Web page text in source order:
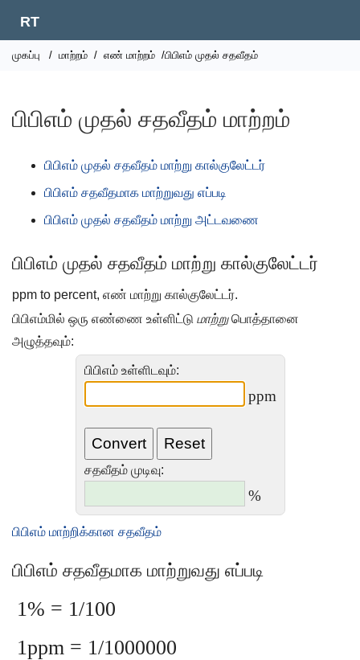
RT
முகப்பு / மாற்றம் / எண் மாற்றம் /பிபிஎம் முதல் சதவீதம்
பிபிஎம் முதல் சதவீதம் மாற்றம்
பிபிஎம் முதல் சதவீதம் மாற்று கால்குலேட்டர்
பிபிஎம் சதவீதமாக மாற்றுவது எப்படி
பிபிஎம் முதல் சதவீதம் மாற்று அட்டவணை
பிபிஎம் முதல் சதவீதம் மாற்று கால்குலேட்டர்
ppm to percent, எண் மாற்று கால்குலேட்டர்.
பிபிஎம்மில் ஒரு எண்ணை உள்ளிட்டு மாற்றுபொத்தானை
அழுத்தவும்:
பிபிஎம் உள்ளிடவும்:
ppm
சதவீதம் முடிவு:
%
பிபிஎம் மாற்றிக்கான சதவீதம்
பிபிஎம் சதவீதமாக மாற்றுவது எப்படி
1% = 1/100
1ppm = 1/1000000